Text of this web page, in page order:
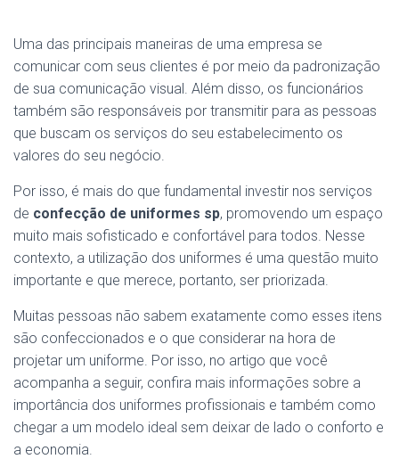
Uma das principais maneiras de uma empresa se
comunicar com seus clientes é por meio da padronização
de sua comunicação visual. Além disso, os funcionários
também são responsáveis por transmitir para as pessoas
que buscam os serviços do seu estabelecimento os
valores do seu negócio.
Por isso, é mais do que fundamental investir nos serviços
de confecção de uniformes sp, promovendo um espaço
muito mais sofisticado e confortável para todos. Nesse
contexto, a utilização dos uniformes é uma questão muito
importante e que merece, portanto, ser priorizada.
Muitas pessoas não sabem exatamente como esses itens
são confeccionados e o que considerar na hora de
projetar um uniforme. Por isso, no artigo que você
acompanha a seguir, confira mais informações sobre a
importância dos uniformes profissionais e também como
chegar a um modelo ideal sem deixar de lado o conforto e
a economia.